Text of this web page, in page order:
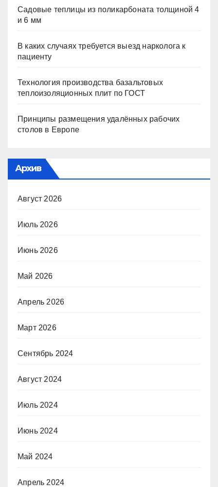
Садовые теплицы из поликарбоната толщиной 4
и 6 мм
В каких случаях требуется выезд нарколога к
пациенту
Технология производства базальтовых
теплоизоляционных плит по ГОСТ
Принципы размещения удалённых рабочих
столов в Европе
Архив
Август 2026
Июль 2026
Июнь 2026
Май 2026
Апрель 2026
Март 2026
Сентябрь 2024
Август 2024
Июль 2024
Июнь 2024
Май 2024
Апрель 2024